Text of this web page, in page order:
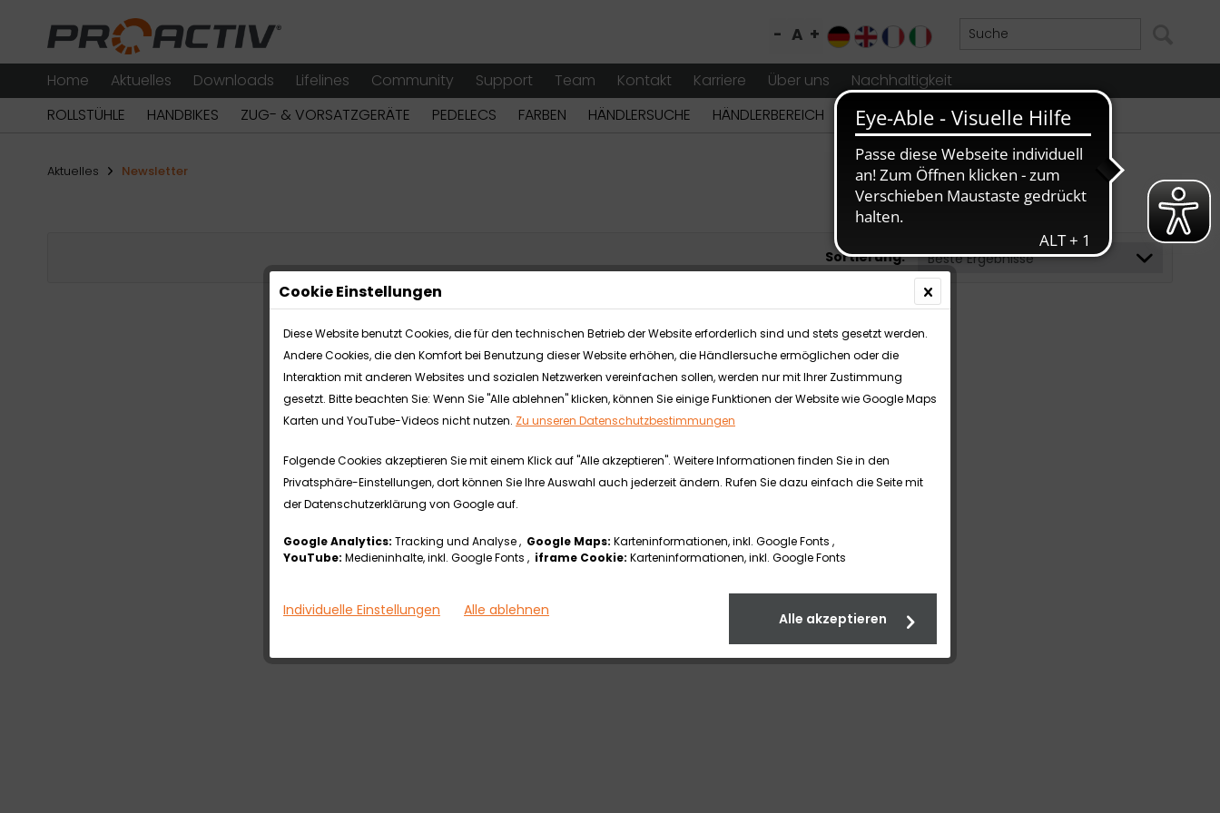
- A + DE EN FR
Home Aktuelles Downloads Lifelines Community Support Team Kontakt Karriere Über uns
Nachhaltigkeit
ROLLSTÜHLE
HANDBIKES ZUG- & VORSATZGERÄTE PEDELECS FARBEN HÄNDLERSUCHE HÄNDLERBEREICH
Aktuelles Newsletter
Sortierung:
Cookie Einstellungen
Diese Website benutzt Cookies, die für den technischen Betrieb der Website erforderlich sind und stets gesetzt werden.
Andere Cookies, die den Komfort bei Benutzung dieser Website erhöhen, die Händlersuche ermöglichen oder die
Interaktion mit anderen Websites und sozialen Netzwerken vereinfachen sollen, werden nur mit Ihrer Zustimmung
gesetzt. Bitte beachten Sie: Wenn Sie "Alle ablehnen" klicken, können Sie einige Funktionen der Website wie Google Maps
Karten und YouTube-Videos nicht nutzen. Zu unseren Datenschutzbestimmungen
Folgende Cookies akzeptieren Sie mit einem Klick auf "Alle akzeptieren". Weitere Informationen finden Sie in den
Privatsphäre-Einstellungen, dort können Sie Ihre Auswahl auch jederzeit ändern. Rufen Sie dazu einfach die Seite mit
der Datenschutzerklärung von Google auf.
Google Analytics: Tracking und Analyse , Google Maps: Karteninformationen, inkl. Google Fonts ,
YouTube: Medieninhalte, inkl. Google Fonts , iframe Cookie: Karteninformationen, inkl. Google Fonts
Individuelle Einstellungen Alle ablehnen Alle akzeptieren